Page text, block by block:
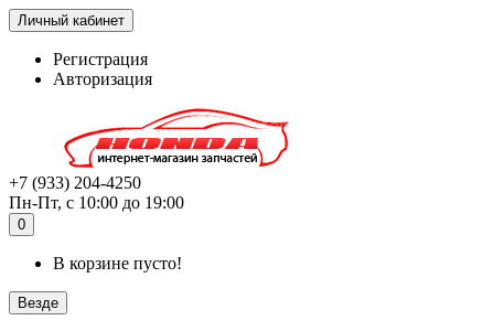
Личный кабинет
Регистрация
Авторизация
+7 (933) 204-4250
Пн-Пт, с 10:00 до 19:00
0
В корзине пусто!
Везде